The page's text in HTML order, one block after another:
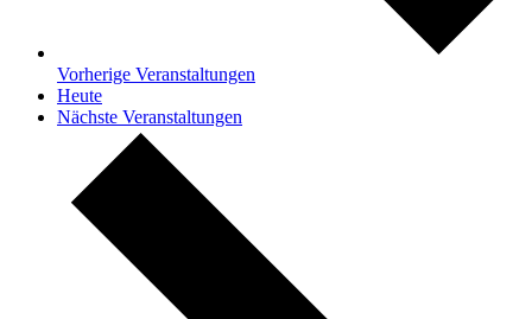
Vorherige Veranstaltungen
Heute
Nächste Veranstaltungen